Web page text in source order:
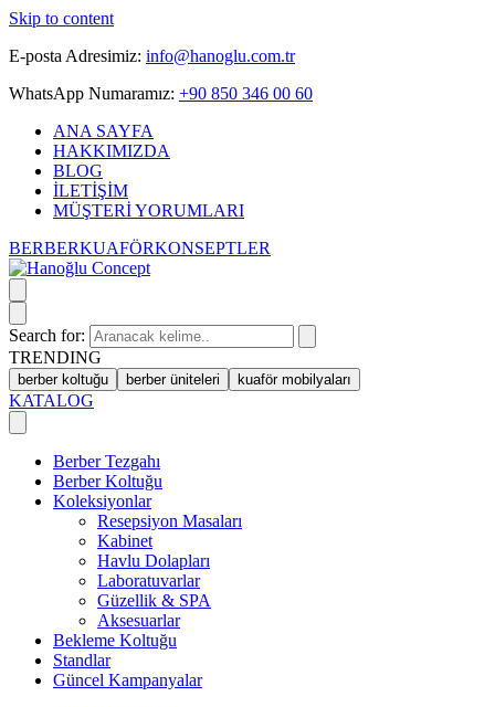
Skip to content
E-posta Adresimiz: info@hanoglu.com.tr
WhatsApp Numaramız: +90 850 346 00 60
ANA SAYFA
HAKKIMIZDA
BLOG
İLETİŞİM
MÜŞTERİ YORUMLARI
BERBERKUAFÖRKONSEPTLER
Search for:
TRENDING
berber koltuğu berber üniteleri kuaför mobilyaları
KATALOG
Berber Tezgahı
Berber Koltuğu
Koleksiyonlar
Resepsiyon Masaları
Kabinet
Havlu Dolapları
Laboratuvarlar
Güzellik & SPA
Aksesuarlar
Bekleme Koltuğu
Standlar
Güncel Kampanyalar